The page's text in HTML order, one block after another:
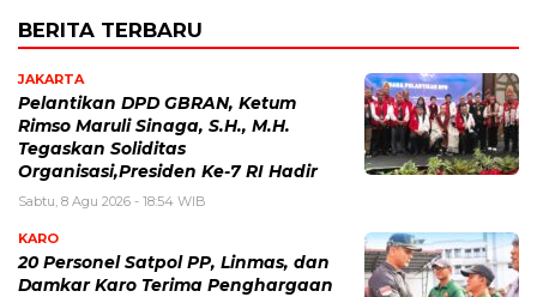
BERITA TERBARU
JAKARTA
Pelantikan DPD GBRAN, Ketum
Rimso Maruli Sinaga, S.H., M.H.
Tegaskan Soliditas
Organisasi,Presiden Ke-7 RI Hadir
Sabtu, 8 Agu 2026 - 18:54 WIB
KARO
20 Personel Satpol PP, Linmas, dan
Damkar Karo Terima Penghargaan